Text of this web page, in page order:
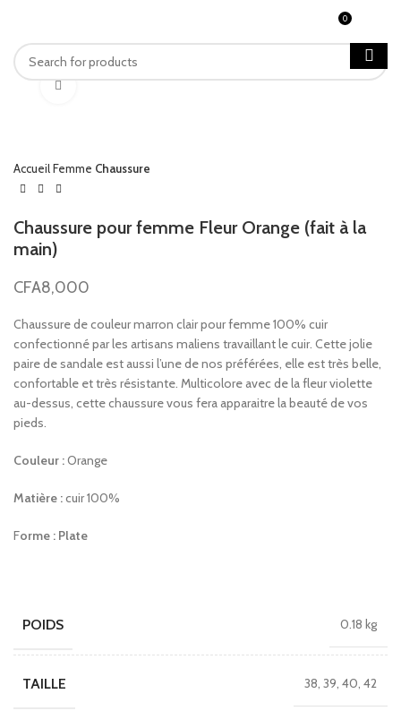
0
AccueilFemme Chaussure
Chaussure pour femme Fleur Orange (fait à la
main)
CFA8,000
Chaussure de couleur marron clair pour femme 100% cuir
confectionné par les artisans maliens travaillant le cuir. Cette jolie
paire de sandale est aussi l’une de nos préférées, elle est très belle,
confortable et très résistante. Multicolore avec de la fleur violette
au-dessus, cette chaussure vous fera apparaitre la beauté de vos
pieds.
Couleur :Orange
Matière :cuir 100%
Forme : Plate
POIDS 0.18 kg
TAILLE 38, 39, 40, 42